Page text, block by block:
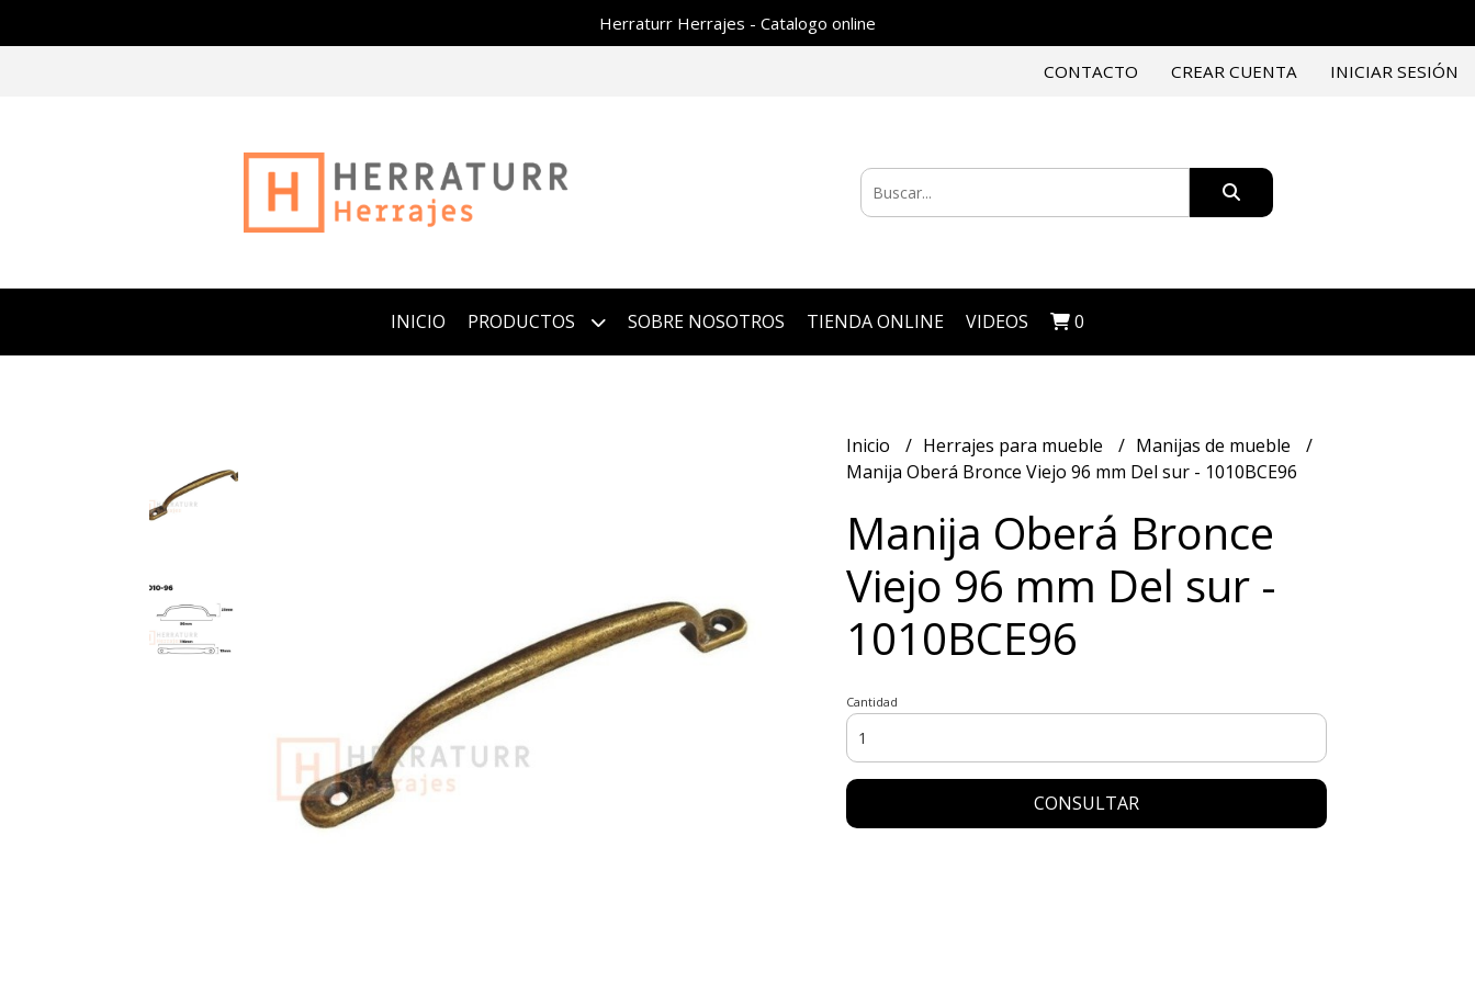
Herraturr Herrajes - Catalogo online
CONTACTO CREAR CUENTA INICIAR SESIÓN
INICIO PRODUCTOS SOBRE NOSOTROS TIENDA ONLINE VIDEOS 0
Inicio Herrajes para mueble
Manijas de mueble
Manija Oberá Bronce Viejo 96 mm Del sur - 1010BCE96
Manija Oberá Bronce
Viejo 96 mm Del sur -
1010BCE96
Cantidad
CONSULTAR